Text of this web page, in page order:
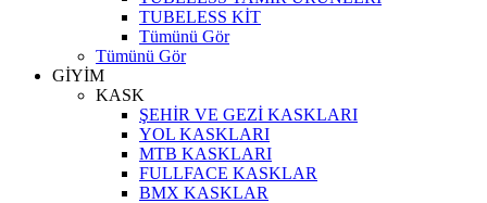
TUBELESS KİT
Tümünü Gör
Tümünü Gör
GİYİM
KASK
ŞEHİR VE GEZİ KASKLARI
YOL KASKLARI
MTB KASKLARI
FULLFACE KASKLAR
BMX KASKLAR